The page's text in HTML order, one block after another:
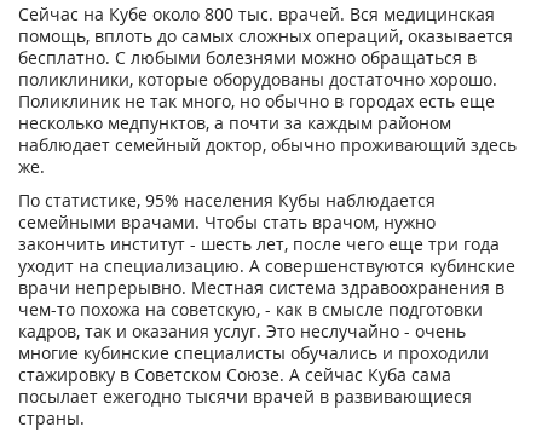
Сейчас на Кубе около 800 тыс. врачей. Вся медицинская
помощь, вплоть до самых сложных операций, оказывается
бесплатно. С любыми болезнями можно обращаться в
поликлиники, которые оборудованы достаточно хорошо.
Поликлиник не так много, но обычно в городах есть еще
несколько медпунктов, а почти за каждым районом
наблюдает семейный доктор, обычно проживающий здесь
же.
По статистике, 95% населения Кубы наблюдается
семейными врачами. Чтобы стать врачом, нужно
закончить институт - шесть лет, после чего еще три года
уходит на специализацию. А совершенствуются кубинские
врачи непрерывно. Местная система здравоохранения в
чем-то похожа на советскую, - как в смысле подготовки
кадров, так и оказания услуг. Это неслучайно - очень
многие кубинские специалисты обучались и проходили
стажировку в Советском Союзе. А сейчас Куба сама
посылает ежегодно тысячи врачей в развивающиеся
страны.